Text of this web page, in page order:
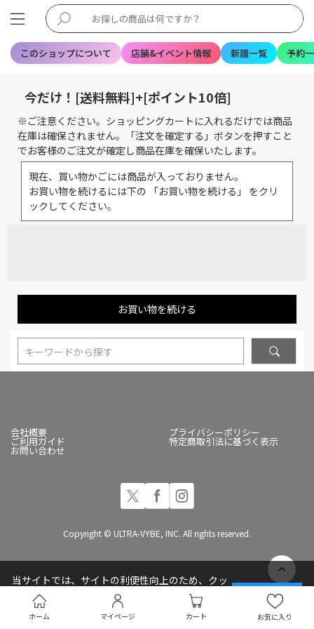
このショップについて 店舗&イベント情報 新譜一覧 予約
ホーム マイページ カート お気に入り
今だけ！[送料無料]+[ポイント10倍]
※ご注意ください。ショッピングカートに入れるだけでは商品
在庫は確保されません。「注文を確定する」ボタンを押すこと
でお客様のご注文が確定し商品在庫を確保いたします。
現在、買い物かごには商品が入っておりません。
お買い物を続けるには下の 「お買い物を続ける」 をクリ
ックしてください。
お買い物を続ける
キーワードから探す
会社概要 プライバシーポリシー
ご利用ガイド 特定商取引法に基づく表示
お問い合わせ
Copyright © ULTRA-VYBE, INC. All rights reserved.
当サイトでは、サイトの利便性向上のため、クッ
キー(Cookie)を使用しています
プライバシーポリシー
承諾する